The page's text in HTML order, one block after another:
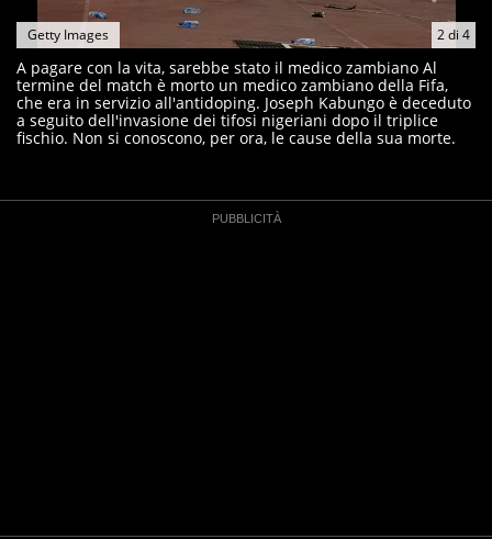
2di 4
Getty Images
A pagare con la vita, sarebbe stato il medico zambiano Al
termine del match è morto un medico zambiano della Fifa,
che era in servizio all'antidoping. Joseph Kabungo è deceduto
a seguito dell'invasione dei tifosi nigeriani dopo il triplice
fischio. Non si conoscono, per ora, le cause della sua morte.